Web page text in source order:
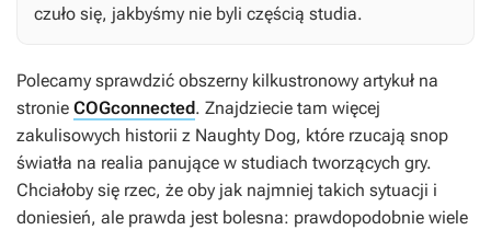
czuło się, jakbyśmy nie byli częścią studia.
Polecamy sprawdzić obszerny kilkustronowy artykuł na
stronie COGconnected. Znajdziecie tam więcej
zakulisowych historii z Naughty Dog, które rzucają snop
światła na realia panujące w studiach tworzących gry.
Chciałoby się rzec, że oby jak najmniej takich sytuacji i
doniesień, ale prawda jest bolesna: prawdopodobnie wiele